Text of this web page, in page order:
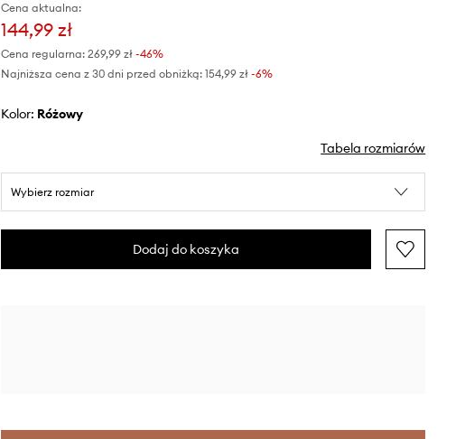
Cena aktualna:
144,99 zł
Cena regularna: 269,99 zł-46%
Najniższa cena z 30 dni przed obniżką: 154,99 zł -6%
Kolor: różowy
Tabela rozmiarów
Wybierz rozmiar
Dodaj do koszyka